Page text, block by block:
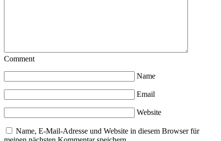
Comment
Name
Email
Website
Name, E-Mail-Adresse und Website in diesem Browser für